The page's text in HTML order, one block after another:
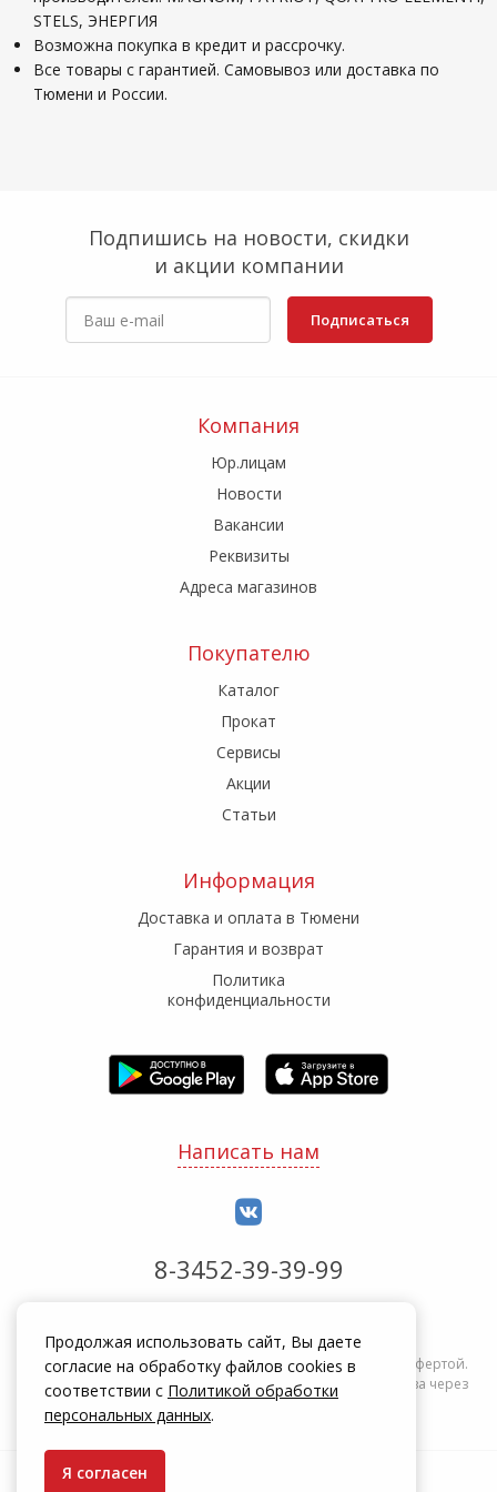
STELS, ЭНЕРГИЯ
Возможна покупка в кредит и рассрочку.
Все товары с гарантией. Самовывоз или доставка по
Тюмени и России.
Подпишись на новости, скидки
и акции компании
Подписаться
Компания
Юр.лицам
Новости
Вакансии
Реквизиты
Адреса магазинов
Покупателю
Каталог
Прокат
Сервисы
Акции
Статьи
Информация
Доставка и оплата в Тюмени
Гарантия и возврат
Политика
конфиденциальности
Написать нам
8-3452-39-39-99
Информация на сайте zakrepi.ru не является публичной офертой.
Указанные цены действуют только при оформлении заказа через
интернет-магазин zakrepi.ru.
Продолжая использовать сайт, Вы даете
согласие на обработку файлов cookies в
соответствии с Политикой обработки
персональных данных.
Я согласен